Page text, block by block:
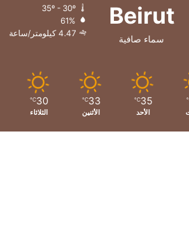
Beirut
سماء صافية
35º - 30º
61%
4.47 كيلومتر/ساعة
35
℃
الأحد
33
℃
الأثنين
30
℃
الثلاثاء